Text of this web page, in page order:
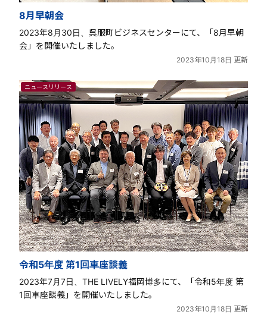
8月早朝会
2023年8月30日、呉服町ビジネスセンターにて、「8月早朝
会」を開催いたしました。
2023年10月18日 更新
ニュースリリース
令和5年度 第1回車座談義
2023年7月7日、THE LIVELY福岡博多にて、「令和5年度 第
1回車座談義」を開催いたしました。
2023年10月18日 更新